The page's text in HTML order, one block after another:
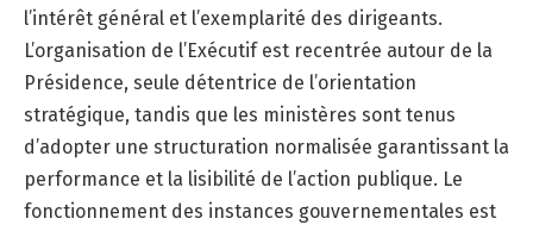
l’intérêt général et l’exemplarité des dirigeants.
L’organisation de l’Exécutif est recentrée autour de la
Présidence, seule détentrice de l’orientation
stratégique, tandis que les ministères sont tenus
d’adopter une structuration normalisée garantissant la
performance et la lisibilité de l’action publique. Le
fonctionnement des instances gouvernementales est